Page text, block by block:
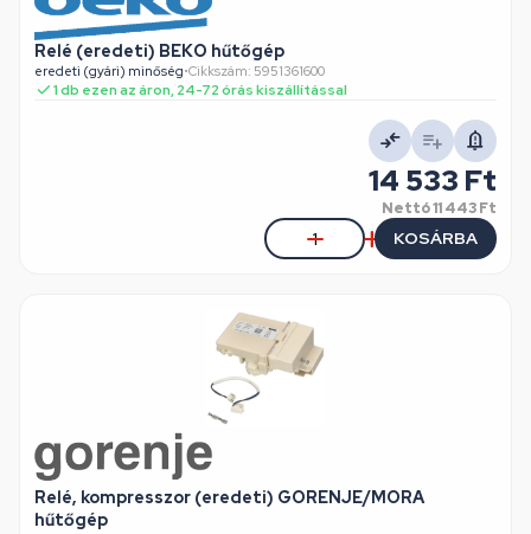
Relé (eredeti) BEKO hűtőgép
eredeti (gyári) minőség•Cikkszám: 5951361600
1 db ezen az áron, 24-72 órás kiszállítással
14 533 Ft
Nettó11 443 Ft
KOSÁRBA
Relé, kompresszor (eredeti) GORENJE/MORA
hűtőgép